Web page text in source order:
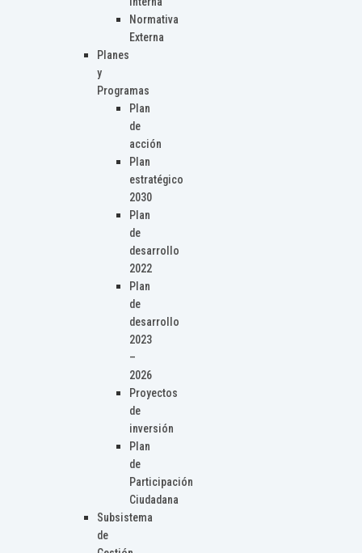
Normativa
Externa
Planes
y
Programas
Plan
de
acción
Plan
estratégico
2030
Plan
de
desarrollo
2022
Plan
de
desarrollo
2023
–
2026
Proyectos
de
inversión
Plan
de
Participación
Ciudadana
Subsistema
de